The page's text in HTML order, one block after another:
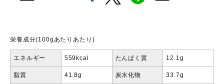
栄養成分(100gあたりあたり)
エネルギー 559kcal たんぱく質 12.1g
脂質 41.8g 炭水化物 33.7g